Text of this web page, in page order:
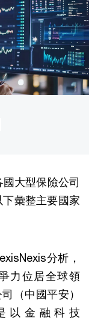
大型保險公司
彙整主要國家
分析，
力位居全球領
（中國平安）
以金融科技